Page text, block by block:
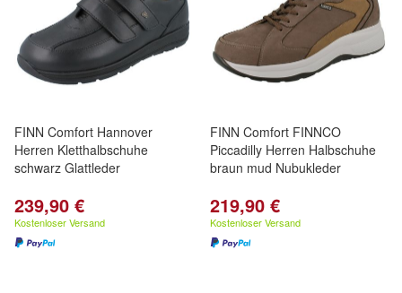
FINN Comfort Hannover
Herren Kletthalbschuhe
schwarz Glattleder
239,90 €
Kostenloser Versand
FINN Comfort FINNCO
Piccadilly Herren Halbschuhe
braun mud Nubukleder
219,90 €
Kostenloser Versand